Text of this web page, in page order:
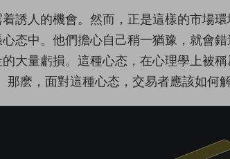
誘人的機會。然而，正是這樣的市場
态中。他們擔心自己稍一猶豫，就會
大量虧損。這種心态，在心理學上被稱
麽，面對這種心态，交易者應該如何